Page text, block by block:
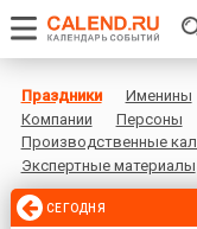
Праздники Именины
Компании
Персоны
Производственные
Экспертные материалы
СЕГОДНЯ